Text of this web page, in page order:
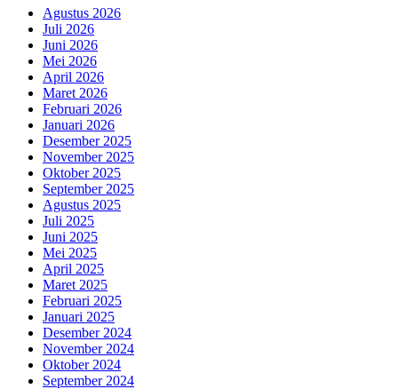
Agustus 2026
Juli 2026
Juni 2026
Mei 2026
April 2026
Maret 2026
Februari 2026
Januari 2026
Desember 2025
November 2025
Oktober 2025
September 2025
Agustus 2025
Juli 2025
Juni 2025
Mei 2025
April 2025
Maret 2025
Februari 2025
Januari 2025
Desember 2024
November 2024
Oktober 2024
September 2024